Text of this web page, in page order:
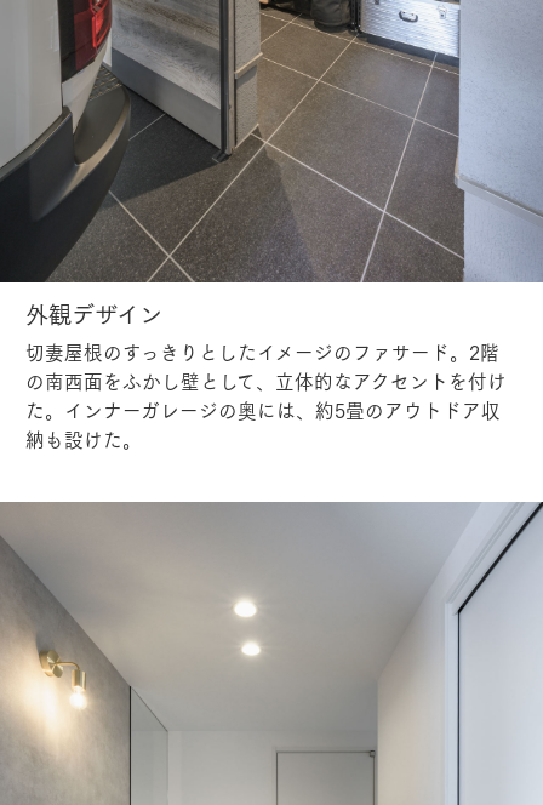
外観デザイン
切妻屋根のすっきりとしたイメージのファサード。2階
の南西面をふかし壁として、立体的なアクセントを付け
た。インナーガレージの奥には、約5畳のアウトドア収
納も設けた。